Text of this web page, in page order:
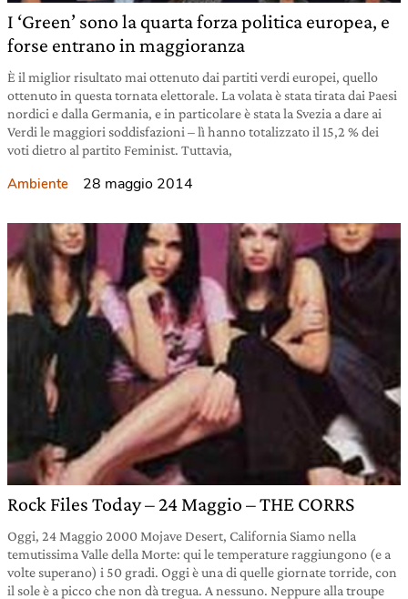
I ‘Green’ sono la quarta forza politica europea, e
forse entrano in maggioranza
È il miglior risultato mai ottenuto dai partiti verdi europei, quello
ottenuto in questa tornata elettorale. La volata è stata tirata dai Paesi
nordici e dalla Germania, e in particolare è stata la Svezia a dare ai
Verdi le maggiori soddisfazioni – lì hanno totalizzato il 15,2 % dei
voti dietro al partito Feminist. Tuttavia,
Ambiente 28 maggio 2014
Rock Files Today – 24 Maggio – THE CORRS
Oggi, 24 Maggio 2000 Mojave Desert, California Siamo nella
temutissima Valle della Morte: qui le temperature raggiungono (e a
volte superano) i 50 gradi. Oggi è una di quelle giornate torride, con
il sole è a picco che non dà tregua. A nessuno. Neppure alla troupe